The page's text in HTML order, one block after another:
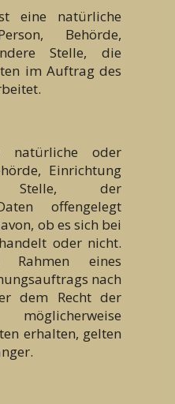
eine natürliche
Behörde,
Stelle, die
im Auftrag des
natürliche oder
Einrichtung
der
offengelegt
ob es sich bei
oder nicht.
eines
nach
dem Recht der
erhalten, gelten